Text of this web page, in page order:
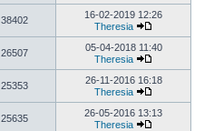
38402
16-02-2019 12:26
Theresia
26507
05-04-2018 11:40
Theresia
25353
26-11-2016 16:18
Theresia
25635
26-05-2016 13:13
Theresia